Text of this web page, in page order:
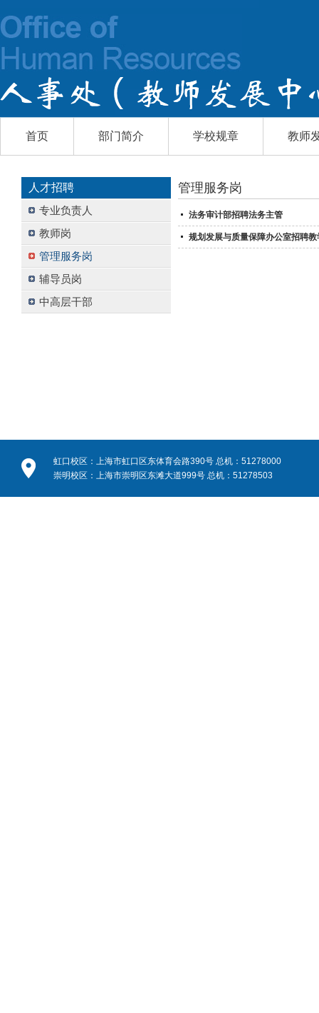
首页 部门简介 学校规章 教师
人才招聘
专业负责人
教师岗
管理服务岗
辅导员岗
中高层干部
管理服务岗
法务审计部招聘法务主管
规划发展与质量保障办公室招聘教
虹口校区：上海市虹口区东体育会路390号 总机：51278000
崇明校区：上海市崇明区东滩大道999号 总机：51278503